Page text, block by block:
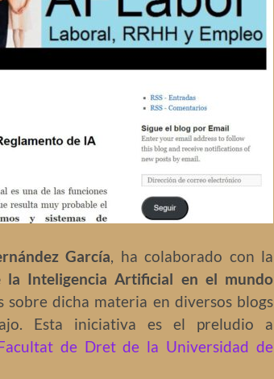
García , ha colaborado con la
la Inteligencia Artificial en el mundo
sobre dicha materia en diversos blogs
Esta iniciativa es el preludio a
de Dret de la Universidad de